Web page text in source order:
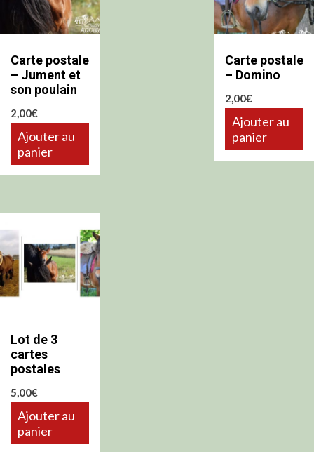
Carte postale
– Jument et
son poulain
2,00€
Ajouter au
panier
Carte postale
– Domino
2,00€
Ajouter au
panier
Lot de 3
cartes
postales
5,00€
Ajouter au
panier